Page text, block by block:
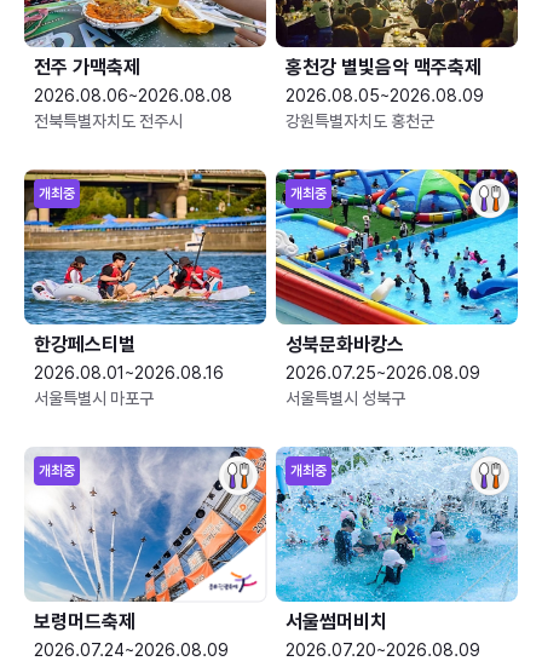
전주 가맥축제
2026.08.06~2026.08.08
전북특별자치도 전주시
홍천강 별빛음악 맥주축제
2026.08.05~2026.08.09
강원특별자치도 홍천군
개최중
한강페스티벌
2026.08.01~2026.08.16
서울특별시 마포구
개최중
성북문화바캉스
2026.07.25~2026.08.09
서울특별시 성북구
개최중
보령머드축제
2026.07.24~2026.08.09
개최중
서울썸머비치
2026.07.20~2026.08.09